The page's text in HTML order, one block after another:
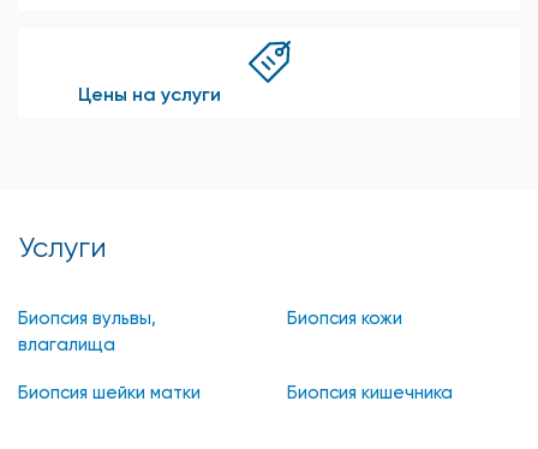
Цены на услуги
Услуги
Биопсия вульвы,
влагалища
Биопсия кожи
Биопсия шейки матки Биопсия кишечника